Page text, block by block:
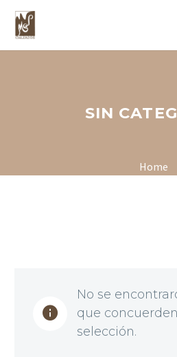
SIN
Home
No se
que
selección.